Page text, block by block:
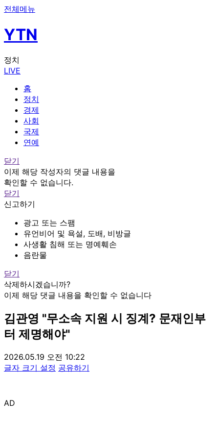
전체메뉴
YTN
정치
LIVE
홈
정치
경제
사회
국제
연예
닫기
이제 해당 작성자의 댓글 내용을
확인할 수 없습니다.
닫기
신고하기
광고 또는 스팸
유언비어 및 욕설, 도배, 비방글
사생활 침해 또는 명예훼손
음란물
닫기
삭제하시겠습니까?
이제 해당 댓글 내용을 확인할 수 없습니다
김관영 "무소속 지원 시 징계? 문재인부
터 제명해야"
2026.05.19 오전 10:22
글자 크기 설정 공유하기
AD